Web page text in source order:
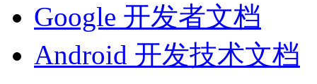
Google 开发者文档
Android 开发技术文档